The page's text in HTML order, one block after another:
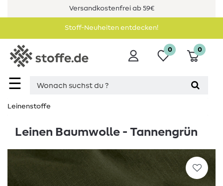
Versandkostenfrei ab 59€
Stoff-Neuheiten entdecken!
☰
0 0
Leinenstoffe
Leinen Baumwolle - Tannengrün